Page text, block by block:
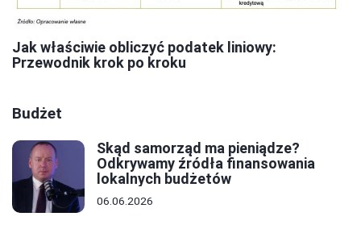
Jak właściwie obliczyć podatek liniowy:
Przewodnik krok po kroku
Budżet
Skąd samorząd ma pieniądze?
Odkrywamy źródła finansowania
lokalnych budżetów
06.06.2026